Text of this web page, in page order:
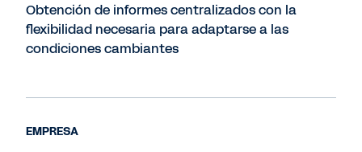
Obtención de informes centralizados con la
flexibilidad necesaria para adaptarse a las
condiciones cambiantes
EMPRESA